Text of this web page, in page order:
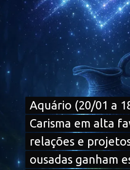
Aquário (20/01 a
Carisma em alta
relações e
ousadas ganham
Aquário (20/01 a
Carisma em alta
relações e
ousadas ganham